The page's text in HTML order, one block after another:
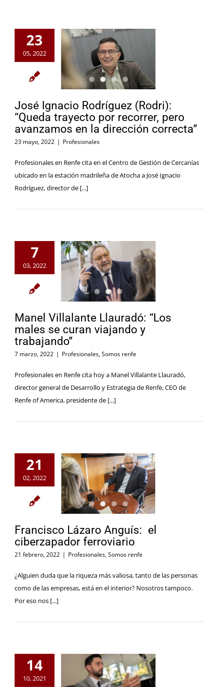
23
05, 2022
José Ignacio Rodríguez (Rodri):
“Queda trayecto por recorrer, pero
avanzamos en la dirección correcta”
23 mayo, 2022 | Profesionales
Profesionales en Renfe cita en el Centro de Gestión de Cercanías
ubicado en la estación madrileña de Atocha a José Ignacio
Rodríguez, director de [...]
7
03, 2022
Manel Villalante Llauradó: “Los
males se curan viajando y
trabajando”
7 marzo, 2022 | Profesionales,Somos renfe
Profesionales en Renfe cita hoy a Manel Villalante Llauradó,
director general de Desarrollo y Estrategia de Renfe, CEO de
Renfe of America, presidente de [...]
21
02, 2022
Francisco Lázaro Anguís: el
ciberzapador ferroviario
21 febrero, 2022 | Profesionales,Somos renfe
¿Alguien duda que la riqueza más valiosa, tanto de las personas
como de las empresas, está en el interior? Nosotros tampoco.
Por eso nos [...]
14
10, 2021